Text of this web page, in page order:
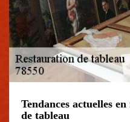
Tendances actuelles
de tableau